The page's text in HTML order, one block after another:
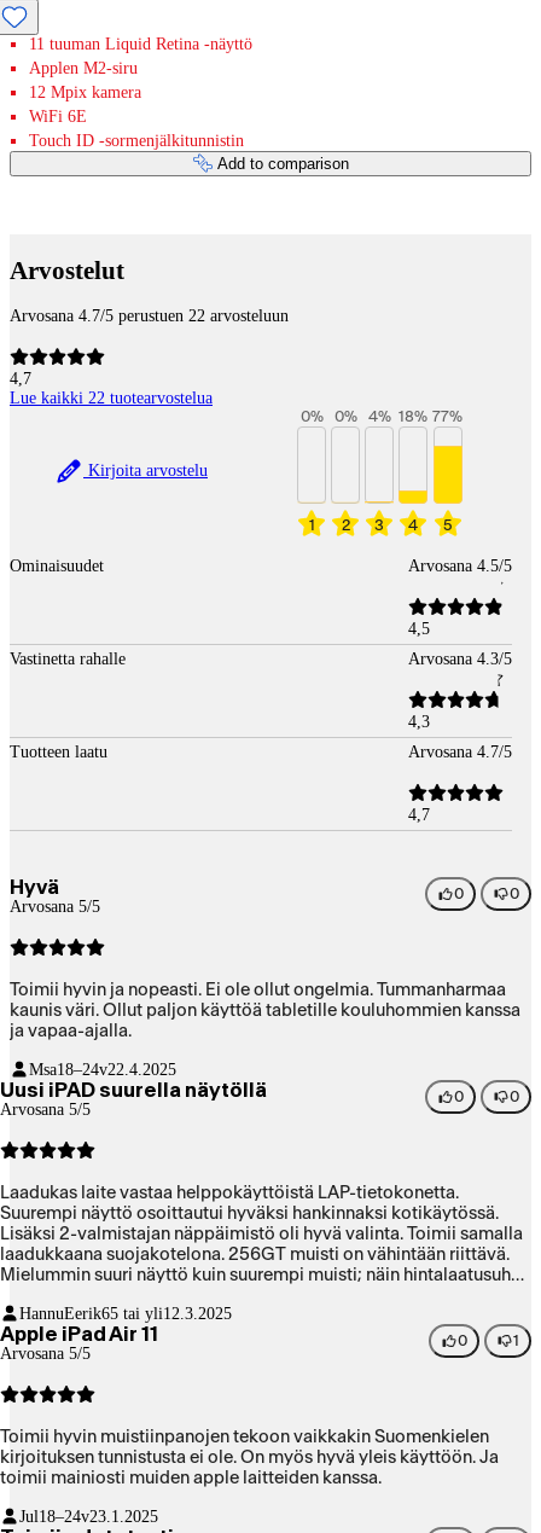
11 tuuman Liquid Retina -näyttö
Applen M2-siru
12 Mpix kamera
WiFi 6E
Touch ID -sormenjälkitunnistin
Add to comparison
Arvostelut
Arvosana 4.7/5 perustuen 22 arvosteluun
4,7
Lue kaikki 22 tuotearvostelua
Kirjoita arvostelu
1
0%
2
0%
3
4%
4
18%
5
77%
Ominaisuudet Arvosana 4.5/5
4,5
Vastinetta rahalle
Arvosana 4.3/5
4,3
Tuotteen laatu
Arvosana 4.7/5
4,7
Hyvä
Arvosana 5/5
0 0
Toimii hyvin ja nopeasti. Ei ole ollut ongelmia. Tummanharmaa
kaunis väri. Ollut paljon käyttöä tabletille kouluhommien kanssa
ja vapaa-ajalla.
Msa18–24v22.4.2025
Uusi iPAD suurella näytöllä
Arvosana 5/5
0 0
Laadukas laite vastaa helppokäyttöistä LAP-tietokonetta.
Suurempi näyttö osoittautui hyväksi hankinnaksi kotikäytössä.
Lisäksi 2-valmistajan näppäimistö oli hyvä valinta. Toimii samalla
laadukkaana suojakotelona. 256GT muisti on vähintään riittävä.
Mielummin suuri näyttö kuin suurempi muisti; näin hintalaatusuhde
HannuEerik65 tai yli12.3.2025
Apple iPad Air 11
Arvosana 5/5
0 1
Toimii hyvin muistiinpanojen tekoon vaikkakin Suomenkielen
kirjoituksen tunnistusta ei ole. On myös hyvä yleis käyttöön. Ja
toimii mainiosti muiden apple laitteiden kanssa.
Jul18–24v23.1.2025